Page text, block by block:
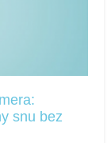
snu bez